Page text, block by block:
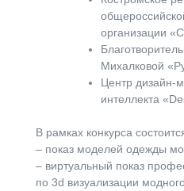
организации
Михалковой
Центр дизайн-
интеллекта
В рамках конкурса
‒ показ моделей одежды
‒ виртуальный показ
по 3d визуализации